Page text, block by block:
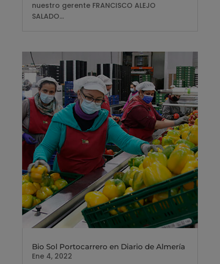
nuestro gerente FRANCISCO ALEJO
SALADO...
Bio Sol Portocarrero en Diario de Almería
Ene 4, 2022